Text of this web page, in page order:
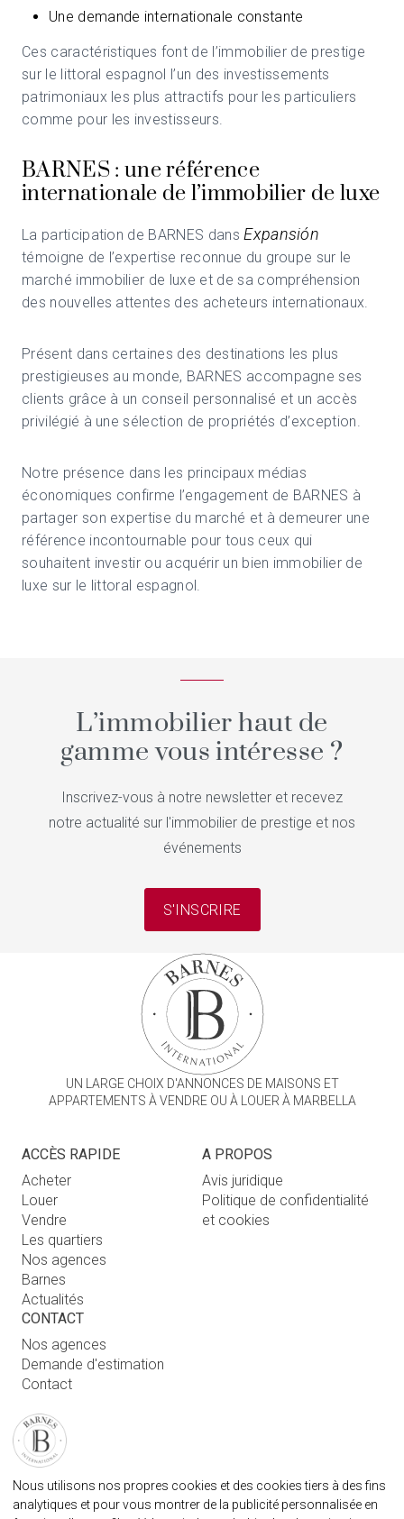
Une demande internationale constante
Ces caractéristiques font de l’immobilier de prestige
sur le littoral espagnol l’un des investissements
patrimoniaux les plus attractifs pour les particuliers
comme pour les investisseurs.
BARNES : une référence
internationale de l’immobilier de luxe
La participation de BARNES dansExpansión
témoigne de l’expertise reconnue du groupe sur le
marché immobilier de luxe et de sa compréhension
des nouvelles attentes des acheteurs internationaux.
Présent dans certaines des destinations les plus
prestigieuses au monde, BARNES accompagne ses
clients grâce à un conseil personnalisé et un accès
privilégié à une sélection de propriétés d’exception.
Notre présence dans les principaux médias
économiques confirme l’engagement de BARNES à
partager son expertise du marché et à demeurer une
référence incontournable pour tous ceux qui
souhaitent investir ou acquérir un bien immobilier de
luxe sur le littoral espagnol.
L’immobilier haut de
gamme vous intéresse ?
Inscrivez-vous à notre newsletter et recevez
notre actualité sur l'immobilier de prestige et nos
événements
S'INSCRIRE
UN LARGE CHOIX D'ANNONCES DE MAISONS ET
APPARTEMENTS À VENDRE OU À LOUER À MARBELLA
ACCÈS RAPIDE
Acheter
Louer
Vendre
Les quartiers
Nos agences
Barnes
Actualités
A PROPOS
Avis juridique
Politique de confidentialité
et cookies
CONTACT
Nos agences
Demande d'estimation
Contact
FAQ
AGENECE IMMOBILIÈRE BARNES MARBELLA
Nous utilisons nos propres cookies et des cookies tiers à des fins
analytiques et pour vous montrer de la publicité personnalisée en